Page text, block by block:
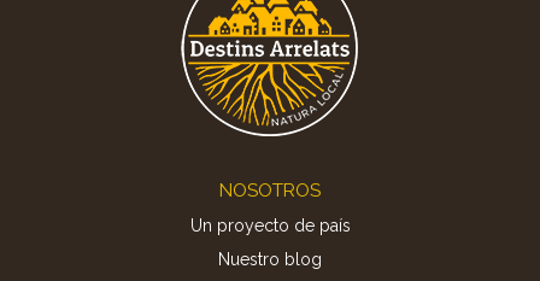
NOSOTROS
Un proyecto de país
Nuestro blog